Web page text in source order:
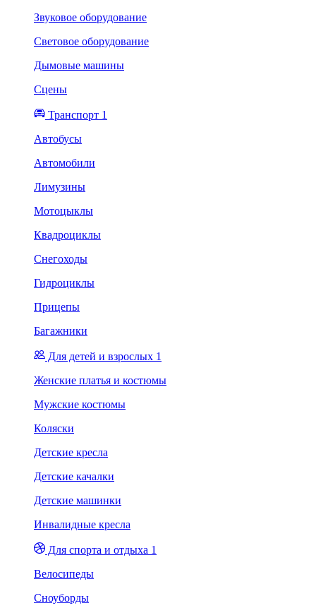
Звуковое оборудование
Световое оборудование
Дымовые машины
Сцены
Транспорт 1
Автобусы
Автомобили
Лимузины
Мотоцыклы
Квадроциклы
Снегоходы
Гидроциклы
Прицепы
Багажники
Для детей и взрослых 1
Женские платья и костюмы
Мужские костюмы
Коляски
Детские кресла
Детские качалки
Детские машинки
Инвалидные кресла
Для спорта и отдыха 1
Велосипеды
Сноуборды